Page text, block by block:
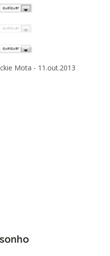
Mota - 11.out.2013